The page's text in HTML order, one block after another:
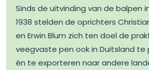
Sinds de uitvinding van de balpen
1938 stelden de oprichters
en Erwin Blum zich ten doel de
veegvaste pen ook in Duitsland te
én te exporteren naar andere